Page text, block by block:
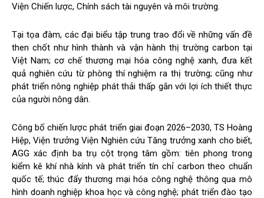
Viện Chiến lược, Chính sách tài nguyên và môi trường.
Tại tọa đàm, các đại biểu tập trung trao đổi về những vấn đề
then chốt như hình thành và vận hành thị trường carbon tại
Việt Nam; cơ chế thương mại hóa công nghệ xanh, đưa kết
quả nghiên cứu từ phòng thí nghiệm ra thị trường; cũng như
phát triển nông nghiệp phát thải thấp gắn với lợi ích thiết thực
của người nông dân.
Công bố chiến lược phát triển giai đoạn 2026–2030, TS Hoàng
Hiệp, Viện trưởng Viện Nghiên cứu Tăng trưởng xanh cho biết,
AGG xác định ba trụ cột trọng tâm gồm: tiên phong trong
kiểm kê khí nhà kính và phát triển tín chỉ carbon theo chuẩn
quốc tế; thúc đẩy thương mại hóa công nghệ thông qua mô
hình doanh nghiệp khoa học và công nghệ; phát triển đào tạo